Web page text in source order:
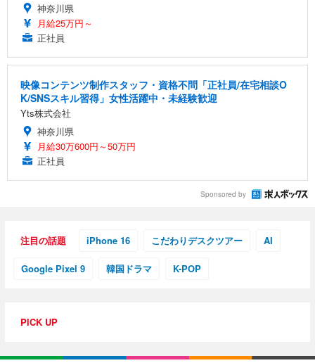
神奈川県
月給25万円～
正社員
映像コンテンツ制作スタッフ・資格不問「正社員/在宅相談O
K/SNSスキル習得」女性活躍中・未経験歓迎
Yts株式会社
神奈川県
月給30万600円～50万円
正社員
Sponsored by
注目の話題 iPhone 16 こだわりデスクツアー AI
Google Pixel 9 韓国ドラマ K-POP
PICK UP